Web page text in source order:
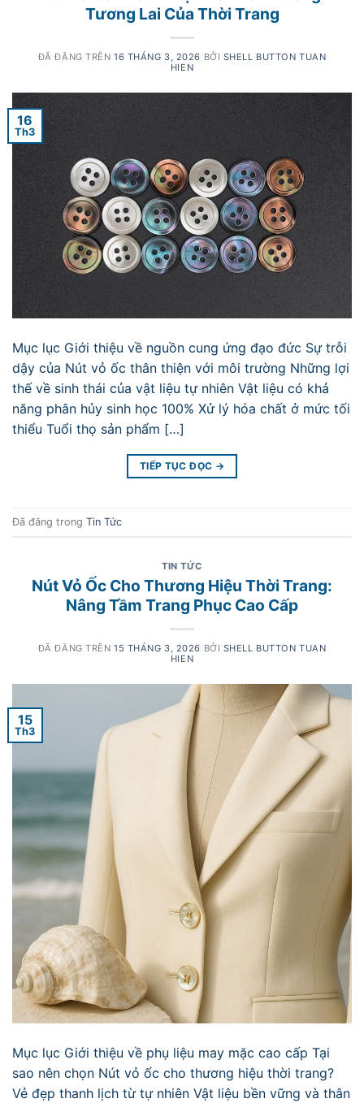
Tương Lai Của Thời Trang
ĐÃ ĐĂNG TRÊN 16 THÁNG 3, 2026 BỞI SHELL BUTTON TUAN
HIEN
16
Th3
Mục lục Giới thiệu về nguồn cung ứng đạo đức Sự trỗi
dậy của Nút vỏ ốc thân thiện với môi trường Những lợi
thế về sinh thái của vật liệu tự nhiên Vật liệu có khả
năng phân hủy sinh học 100% Xử lý hóa chất ở mức tối
thiểu Tuổi thọ sản phẩm […]
TIẾP TỤC ĐỌC →
Đã đăng trong Tin Tức
TIN TỨC
Nút Vỏ Ốc Cho Thương Hiệu Thời Trang:
Nâng Tầm Trang Phục Cao Cấp
ĐÃ ĐĂNG TRÊN 15 THÁNG 3, 2026 BỞI SHELL BUTTON TUAN
HIEN
15
Th3
Mục lục Giới thiệu về phụ liệu may mặc cao cấp Tại
sao nên chọn Nút vỏ ốc cho thương hiệu thời trang?
Vẻ đẹp thanh lịch từ tự nhiên Vật liệu bền vững và thân